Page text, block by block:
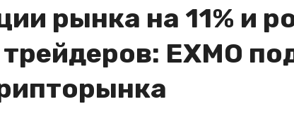
рынка на 11% и
EXMO